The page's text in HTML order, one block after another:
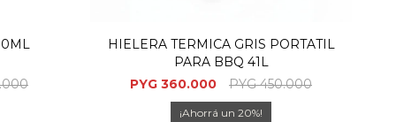
HIELERA TERMICA GRIS PORTATIL
PARA BBQ 41L
PYG 360.000 PYG 450.000
20